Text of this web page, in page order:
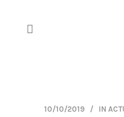
10/10/2019 IN